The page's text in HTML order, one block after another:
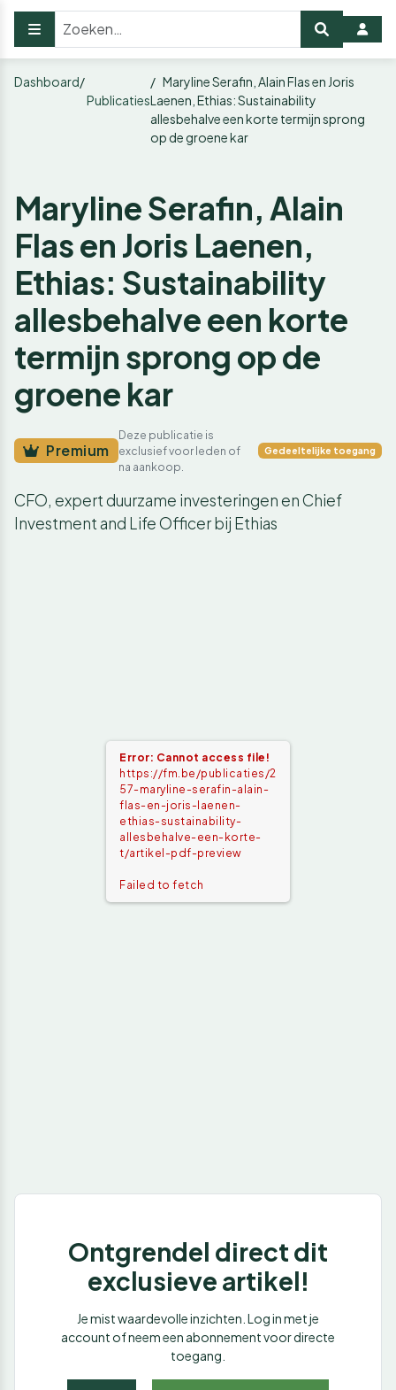
Dashboard
Publicaties
Maryline Serafin, Alain Flas en Joris
Laenen, Ethias: Sustainability
allesbehalve een korte termijn sprong
op de groene kar
Maryline Serafin, Alain
Flas en Joris Laenen,
Ethias: Sustainability
allesbehalve een korte
termijn sprong op de
groene kar
Premium
Deze publicatie is
exclusief voor leden of
na aankoop.
Gedeeltelijke toegang
CFO, expert duurzame investeringen en Chief
Investment and Life Officer bij Ethias
Error: Cannot access file!
https://fm.be/publicaties/2
57-maryline-serafin-alain-
flas-en-joris-laenen-
ethias-sustainability-
allesbehalve-een-korte-
t/artikel-pdf-preview
Failed to fetch
Ontgrendel direct dit
exclusieve artikel!
Je mist waardevolle inzichten. Log in met je
account of neem een abonnement voor directe
toegang.